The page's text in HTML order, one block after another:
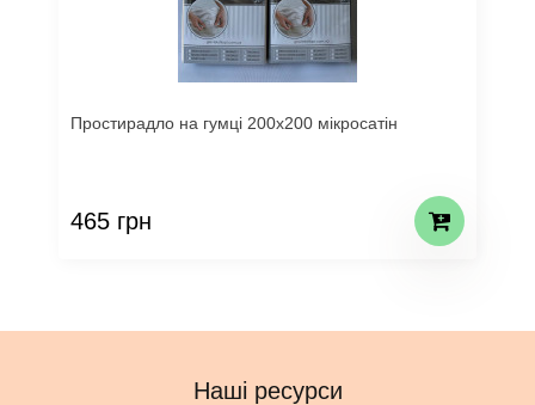
Простирадло на гумці 200х200 мікросатін
465 грн
Наші ресурси